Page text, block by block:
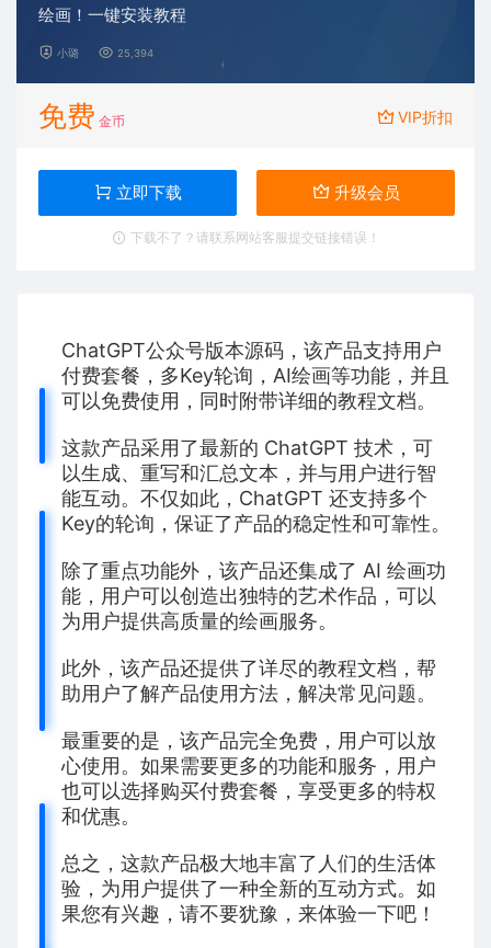
绘画！一键安装教程
小璐 25,394
免费 金币 VIP折扣
立即下载 升级会员
下载不了？请联系网站客服提交链接错误！
ChatGPT公众号版本源码，该产品支持用户
付费套餐，多Key轮询，AI绘画等功能，并且
可以免费使用，同时附带详细的教程文档。
这款产品采用了最新的 ChatGPT 技术，可
以生成、重写和汇总文本，并与用户进行智
能互动。不仅如此，ChatGPT 还支持多个
Key的轮询，保证了产品的稳定性和可靠性。
除了重点功能外，该产品还集成了 AI 绘画功
能，用户可以创造出独特的艺术作品，可以
为用户提供高质量的绘画服务。
此外，该产品还提供了详尽的教程文档，帮
助用户了解产品使用方法，解决常见问题。
最重要的是，该产品完全免费，用户可以放
心使用。如果需要更多的功能和服务，用户
也可以选择购买付费套餐，享受更多的特权
和优惠。
总之，这款产品极大地丰富了人们的生活体
验，为用户提供了一种全新的互动方式。如
果您有兴趣，请不要犹豫，来体验一下吧！